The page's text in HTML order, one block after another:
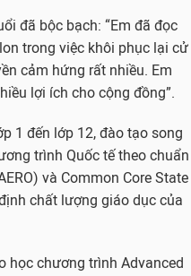
đã bộc bạch: “Em đã đọc
trong việc khôi phục lại cử
cảm hứng rất nhiều. Em
lợi ích cho cộng đồng”.
1 đến lớp 12, đào tạo song
trình Quốc tế theo chuẩn
và Common Core State
chất lượng giáo dục của
học chương trình Advanced